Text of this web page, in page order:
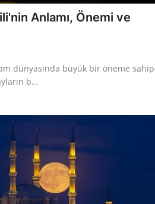
Anlamı, Önemi ve
dünyasında büyük bir öneme sahip
b...